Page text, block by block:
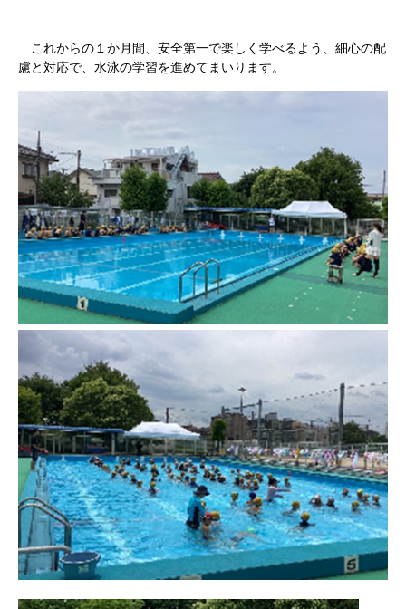
これからの１か月間、安全第一で楽しく学べるよう、細心の配
慮と対応で、水泳の学習を進めてまいります。